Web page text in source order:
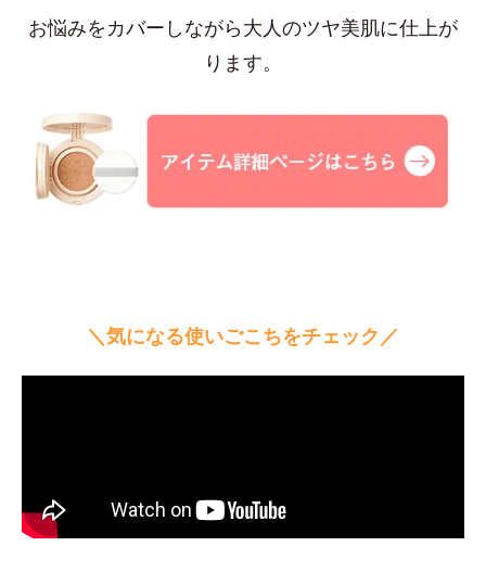
お悩みをカバーしながら大人のツヤ美肌に仕上が
ります。
＼気になる使いごこちをチェック／